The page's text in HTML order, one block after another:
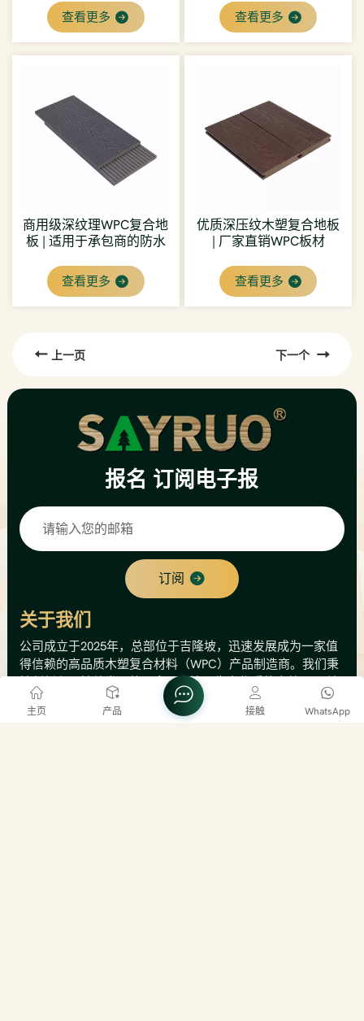
查看更多 查看更多
商用级深纹理WPC复合地
板 | 适用于承包商的防水
查看更多
优质深压纹木塑复合地板
| 厂家直销WPC板材
查看更多
上一页 下一个
报名 订阅电子报
订阅
关于我们
公司成立于2025年，总部位于吉隆坡，迅速发展成为一家值
得信赖的高品质木塑复合材料（WPC）产品制造商。我们秉
持创新和可持续发展的理念，专注于生产优质的户外WPC地
板、墙板和围栏解决方案。我们先进的生产设施拥有12条生
产线，年产能高达8000公吨，相当于总产值500万美元。这
主页 产品 WhatsApp
接触